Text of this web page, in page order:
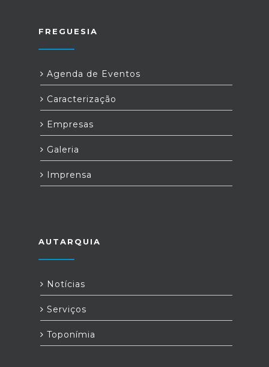
FREGUESIA
Agenda de Eventos
Caracterização
Empresas
Galeria
Imprensa
AUTARQUIA
Notícias
Serviços
Toponímia